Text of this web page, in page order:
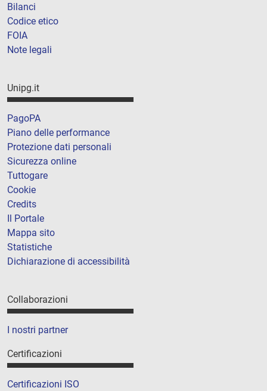
Bilanci
Codice etico
FOIA
Note legali
Unipg.it
PagoPA
Piano delle performance
Protezione dati personali
Sicurezza online
Tuttogare
Cookie
Credits
Il Portale
Mappa sito
Statistiche
Dichiarazione di accessibilità
Collaborazioni
I nostri partner
Certificazioni
Certificazioni ISO